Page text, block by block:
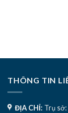
THÔNG TIN
ĐỊA CHỈ: Trụ sở: